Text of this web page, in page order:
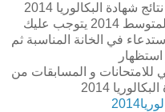
شهادة البكالوريا 2014
للاطلاع على نتائج شهادة التعليم المتوسط 2014 يتوجب عليك
في الخانة المناسبة ثم
للامتحانات و المسابقات من
2014